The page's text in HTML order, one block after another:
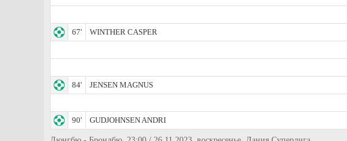
67'
WINTHER CASPER
84'
JENSEN MAGNUS
90'
GUDJOHNSEN ANDRI